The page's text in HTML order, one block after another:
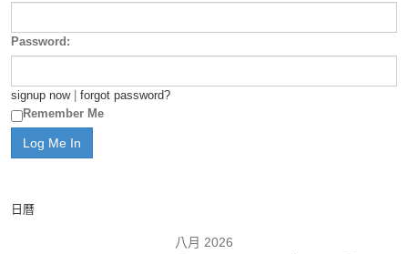
Password:
signup now| forgot password?
Remember Me
日曆
八月 2026